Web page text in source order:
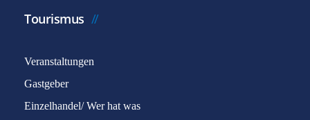
Tourismus
Veranstaltungen
Gastgeber
Einzelhandel/ Wer hat was